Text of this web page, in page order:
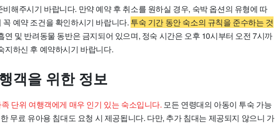
해주시기 바랍니다. 만약 예약 후 취소를 원하실 경우, 숙박 옵션의 유형에 따
예약 조건을 확인하시기 바랍니다. 투숙 기간 동안 숙소의 규칙을 준수하는 것
연 및 반려동물 동반은 금지되어 있으며, 정숙 시간은 오후 10시부터 오전 7시까
지하신 후 예약하시기 바랍니다.
객을 위한 정보
단위 여행객에게 매우 인기 있는 숙소입니다. 모든 연령대의 아동이 투숙 가능
무료 유아용 침대도 요청 시 제공됩니다. 다만, 추가 침대는 제공되지 않으니 가